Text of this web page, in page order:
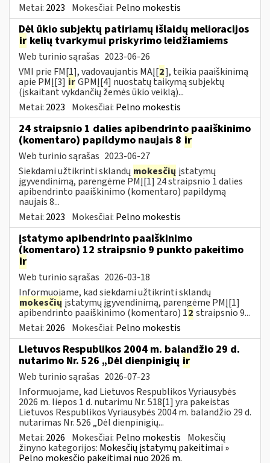
Metai: 2023 Mokesčiai: Pelno mokestis
Dėl ūkio subjektų patiriamų išlaidų melioracijos
ir kelių tvarkymui priskyrimo leidžiamiems
Web turinio sąrašas 2023-06-26
VMI prie FM[1], vadovaujantis MAĮ[2], teikia paaiškinimą
apie PMĮ[3]irGPMĮ[4] nuostatų taikymą subjektų
(įskaitant vykdančių žemės ūkio veiklą)...
Metai: 2023 Mokesčiai: Pelno mokestis
24 straipsnio 1 dalies apibendrinto paaiškinimo
(komentaro) papildymo naujais 8 ir
Web turinio sąrašas 2023-06-27
Siekdami užtikrinti sklandų mokesčių įstatymų
įgyvendinimą, parengėme PMĮ[1] 24 straipsnio 1 dalies
apibendrinto paaiškinimo (komentaro) papildymą
naujais 8...
Metai: 2023 Mokesčiai: Pelno mokestis
įstatymo apibendrinto paaiškinimo
(komentaro) 12 straipsnio 9 punkto pakeitimo
ir
Web turinio sąrašas 2026-03-18
Informuojame, kad siekdami užtikrinti sklandų
mokesčių įstatymų įgyvendinimą, parengėme PMĮ[1]
apibendrinto paaiškinimo (komentaro) 12 straipsnio 9...
Metai: 2026 Mokesčiai: Pelno mokestis
Lietuvos Respublikos 2004 m. balandžio 29 d.
nutarimo Nr. 526 „Dėl dienpinigių ir
Web turinio sąrašas 2026-07-23
Informuojame, kad Lietuvos Respublikos Vyriausybės
2026 m. liepos 1 d. nutarimu Nr. 518[1] yra pakeistas
Lietuvos Respublikos Vyriausybės 2004 m. balandžio 29 d.
nutarimas Nr. 526 „Dėl dienpinigių...
Metai: 2026 Mokesčiai: Pelno mokestis Mokesčių
žinyno kategorijos: Mokesčių įstatymų pakeitimai »
Pelno mokesčio pakeitimai nuo 2026 m.